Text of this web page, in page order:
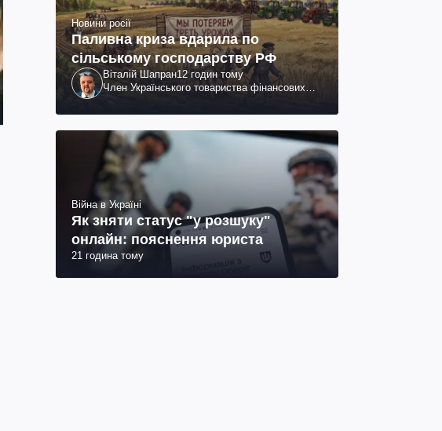
Новини росії
Паливна криза вдарила по
сільському господарству РФ
Віталій Шапран12 годин тому
Член Українського товариства фінансових
Війна в Україні
Як зняти статус "у розшуку"
онлайн: пояснення юриста
21 година тому